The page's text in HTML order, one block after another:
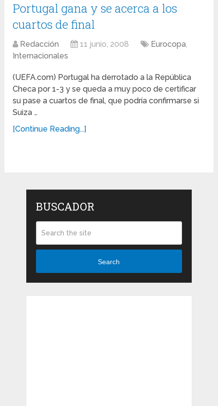
Portugal gana y se acerca a los
cuartos de final
Redacción 11 junio, 2008 Eurocopa,
Internacionales
(UEFA.com) Portugal ha derrotado a la República
Checa por 1-3 y se queda a muy poco de certificar
su pase a cuartos de final, que podría confirmarse si
Suiza …
[Continue Reading...]
BUSCADOR
Search